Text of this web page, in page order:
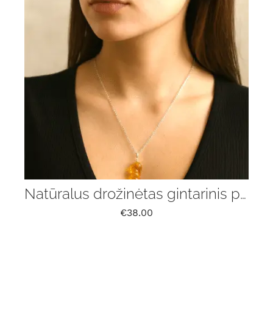
Natūralus drožinėtas gintarinis pakabukas „Liepsna” su grandinėle
€38.00